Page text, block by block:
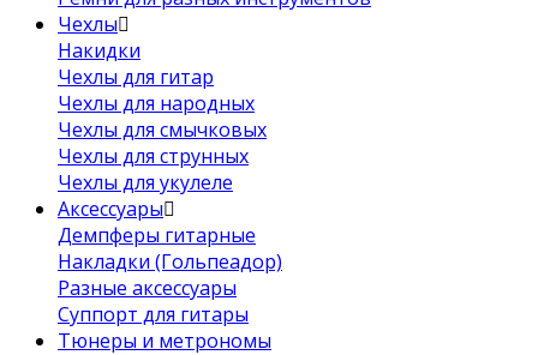
Чехлы
Накидки
Чехлы для гитар
Чехлы для народных
Чехлы для смычковых
Чехлы для струнных
Чехлы для укулеле
Аксессуары
Демпферы гитарные
Накладки (Гольпеадор)
Разные аксессуары
Суппорт для гитары
Тюнеры и метрономы